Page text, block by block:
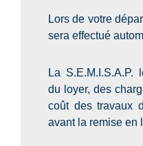
Lors de votre
sera effectué
La
du loyer, des
coût des travaux
avant la remise en